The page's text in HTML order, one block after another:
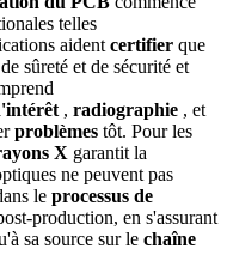
telles
aident certifier que
sûreté et de sécurité et
, radiographie , et
problèmes tôt. Pour les
X garantit la
ne peuvent pas
le processus de
production, en s'assurant
sa source sur le chaîne